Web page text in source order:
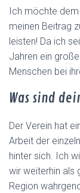
Ich möchte
meinen Beitrag
leisten! Da ich
Jahren ein
Menschen bei
Was sind
Der Verein hat
Arbeit der
hinter sich. Ich
wir weiterhin als
Region